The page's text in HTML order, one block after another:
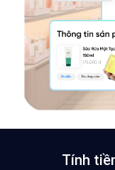
Tính